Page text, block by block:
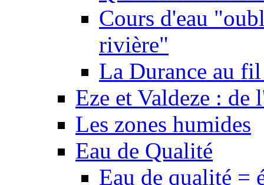
Cours d'eau
rivière"
La Durance au
Eze et Valdeze : de
Les zones humides
Eau de Qualité
Eau de qualité =